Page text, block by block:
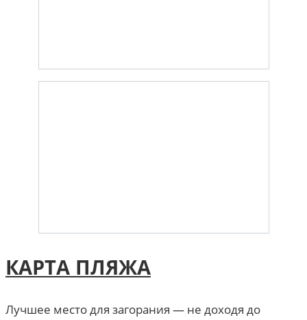
КАРТА ПЛЯЖА
Лучшее место для загорания — не доходя до